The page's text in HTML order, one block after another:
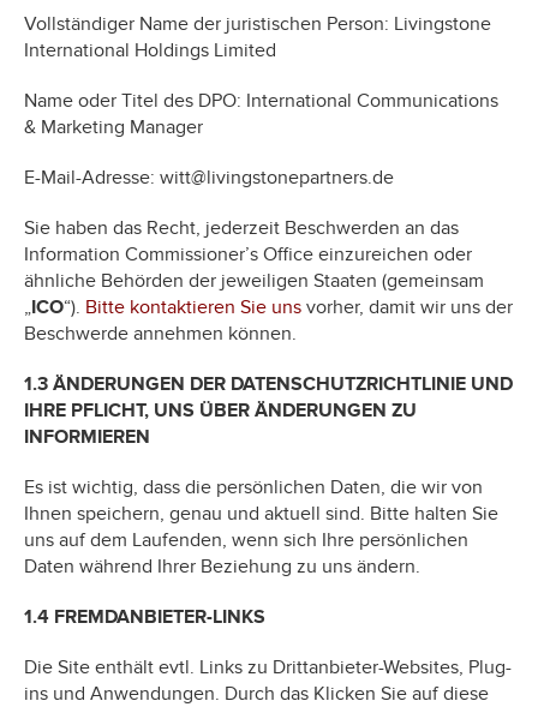
Vollständiger Name der juristischen Person: Livingstone
International Holdings Limited
Name oder Titel des DPO: International Communications
& Marketing Manager
E-Mail-Adresse: witt@livingstonepartners.de
Sie haben das Recht, jederzeit Beschwerden an das
Information Commissioner’s Office einzureichen oder
ähnliche Behörden der jeweiligen Staaten (gemeinsam
„ICO“). Bitte kontaktieren Sie uns vorher, damit wir uns der
Beschwerde annehmen können.
1.3 ÄNDERUNGEN DER DATENSCHUTZRICHTLINIE UND
IHRE PFLICHT, UNS ÜBER ÄNDERUNGEN ZU
INFORMIEREN
Es ist wichtig, dass die persönlichen Daten, die wir von
Ihnen speichern, genau und aktuell sind. Bitte halten Sie
uns auf dem Laufenden, wenn sich Ihre persönlichen
Daten während Ihrer Beziehung zu uns ändern.
1.4 FREMDANBIETER-LINKS
Die Site enthält evtl. Links zu Drittanbieter-Websites, Plug-
ins und Anwendungen. Durch das Klicken Sie auf diese